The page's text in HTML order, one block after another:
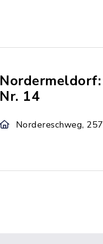
Nr. 14
Nordereschweg,